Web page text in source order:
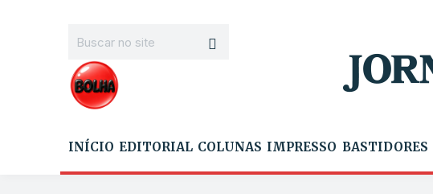
INÍCIO EDITORIAL COLUNAS IMPRESSO BASTIDORES